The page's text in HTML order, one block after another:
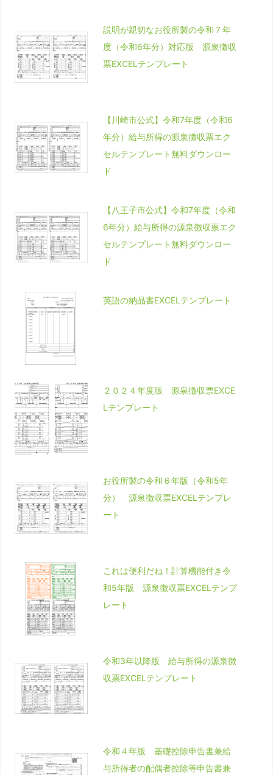
説明が親切なお役所製の令和７年
度（令和6年分）対応版 源泉徴収
票EXCELテンプレート
【川崎市公式】令和7年度（令和6
年分）給与所得の源泉徴収票エク
セルテンプレート無料ダウンロー
ド
【八王子市公式】令和7年度（令和
6年分）給与所得の源泉徴収票エク
セルテンプレート無料ダウンロー
ド
英語の納品書EXCELテンプレート
２０２４年度版 源泉徴収票EXCE
Lテンプレート
お役所製の令和６年版（令和5年
分） 源泉徴収票EXCELテンプレ
ート
これは便利だね！計算機能付き令
和5年版 源泉徴収票EXCELテンプ
レート
令和3年以降版 給与所得の源泉徴
収票EXCELテンプレート
令和４年版 基礎控除申告書兼給
与所得者の配偶者控除等申告書兼